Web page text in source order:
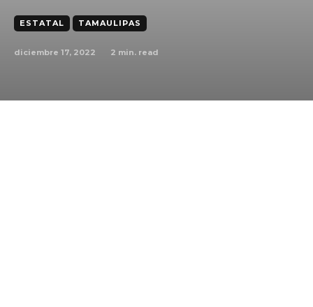
ESTATAL TAMAULIPAS
diciembre 17, 2022 2 min. read